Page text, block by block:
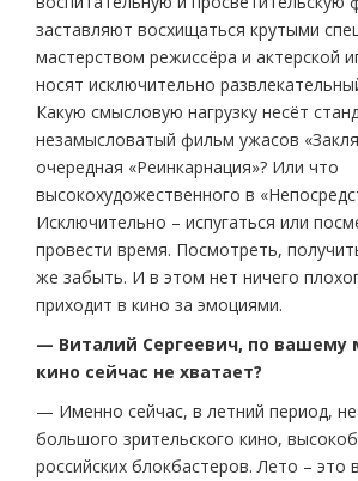
заставляют восхищаться крутыми
мастерством режиссёра и актерской
носят исключительно
Какую смысловую нагрузку несёт
незамысловатый фильм ужасов
очередная «Реинкарнация»? Или что
высокохудожественного в
Исключительно – испугаться или
провести время. Посмотреть,
же забыть. И в этом нет ничего
приходит в кино за эмоциями.
— Виталий Сергеевич, по вашему
кино сейчас не хватает?
— Именно сейчас, в летний период, не
большого зрительского кино,
российских блокбастеров. Лето – это